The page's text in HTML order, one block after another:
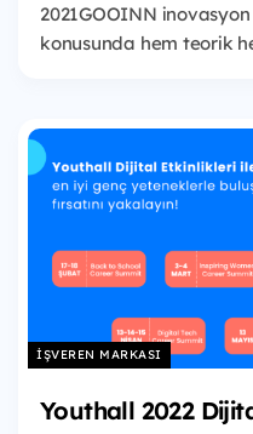
2021GOOINN
konusunda hem teorik
İŞVEREN MARKASI
Youthall 2022